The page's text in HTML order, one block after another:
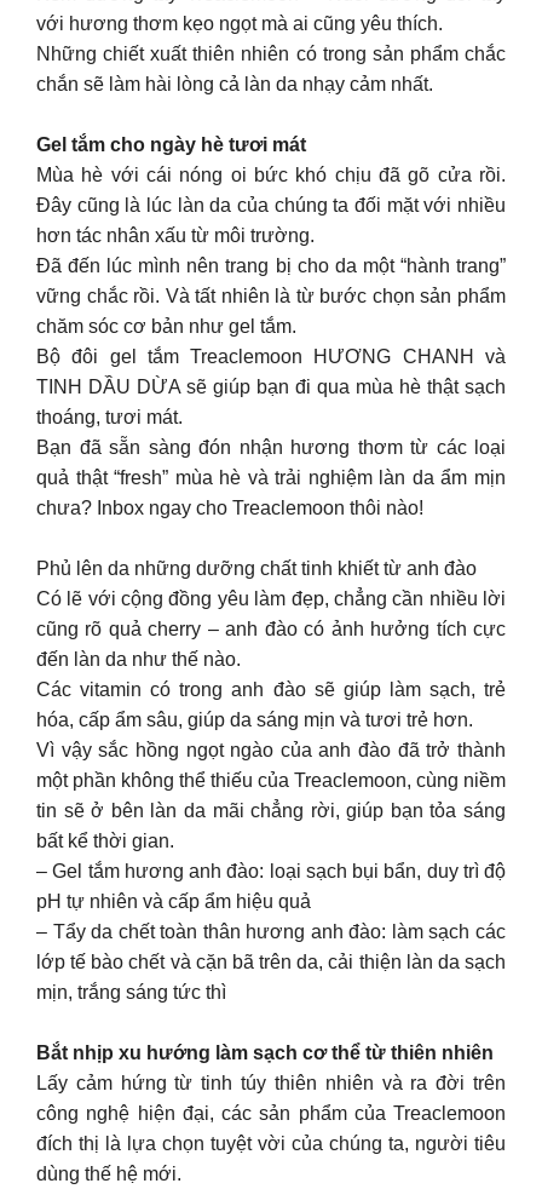
với hương thơm kẹo ngọt mà ai cũng yêu thích.
Những chiết xuất thiên nhiên có trong sản phẩm chắc
chắn sẽ làm hài lòng cả làn da nhạy cảm nhất.
Gel tắm cho ngày hè tươi mát
Mùa hè với cái nóng oi bức khó chịu đã gõ cửa rồi.
Đây cũng là lúc làn da của chúng ta đối mặt với nhiều
hơn tác nhân xấu từ môi trường.
Đã đến lúc mình nên trang bị cho da một “hành trang”
vững chắc rồi. Và tất nhiên là từ bước chọn sản phẩm
chăm sóc cơ bản như gel tắm.
Bộ đôi gel tắm Treaclemoon HƯƠNG CHANH và
TINH DẦU DỪA sẽ giúp bạn đi qua mùa hè thật sạch
thoáng, tươi mát.
Bạn đã sẵn sàng đón nhận hương thơm từ các loại
quả thật “fresh” mùa hè và trải nghiệm làn da ẩm mịn
chưa? Inbox ngay cho Treaclemoon thôi nào!
Phủ lên da những dưỡng chất tinh khiết từ anh đào
Có lẽ với cộng đồng yêu làm đẹp, chẳng cần nhiều lời
cũng rõ quả cherry – anh đào có ảnh hưởng tích cực
đến làn da như thế nào.
Các vitamin có trong anh đào sẽ giúp làm sạch, trẻ
hóa, cấp ẩm sâu, giúp da sáng mịn và tươi trẻ hơn.
Vì vậy sắc hồng ngọt ngào của anh đào đã trở thành
một phần không thể thiếu của Treaclemoon, cùng niềm
tin sẽ ở bên làn da mãi chẳng rời, giúp bạn tỏa sáng
bất kể thời gian.
– Gel tắm hương anh đào: loại sạch bụi bẩn, duy trì độ
pH tự nhiên và cấp ẩm hiệu quả
– Tẩy da chết toàn thân hương anh đào: làm sạch các
lớp tế bào chết và cặn bã trên da, cải thiện làn da sạch
mịn, trắng sáng tức thì
Bắt nhịp xu hướng làm sạch cơ thể từ thiên nhiên
Lấy cảm hứng từ tinh túy thiên nhiên và ra đời trên
công nghệ hiện đại, các sản phẩm của Treaclemoon
đích thị là lựa chọn tuyệt vời của chúng ta, người tiêu
dùng thế hệ mới.